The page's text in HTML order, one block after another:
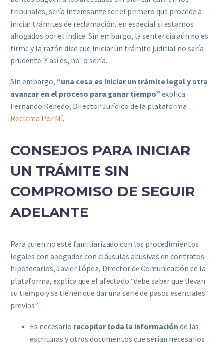
tribunales, sería interesante ser el primero que procede a
iniciar trámites de reclamación, en especial si estamos
ahogados por el índice. Sin embargo, la sentencia aún no es
firme y la razón dice que iniciar un trámite judicial no sería
prudente. Y así es, no lo sería.
Sin embargo, “una cosa es iniciar un trámite legal y otra
avanzar en el proceso para ganar tiempo” explica
Fernando Renedo, Director Jurídico de la plataforma
Reclama Por Mí.
CONSEJOS PARA INICIAR
UN TRÁMITE SIN
COMPROMISO DE SEGUIR
ADELANTE
Para quien no esté familiarizado con los procedimientos
legales con abogados con cláusulas abusivas en contratos
hipotecarios, Javier López, Director de Comunicación de la
plataforma, explica que el afectado “debe saber que llevan
su tiempo y se tienen que dar una serie de pasos esenciales
previos”:
Es necesario recopilar toda la información de las
escrituras y otros documentos que serían necesarios